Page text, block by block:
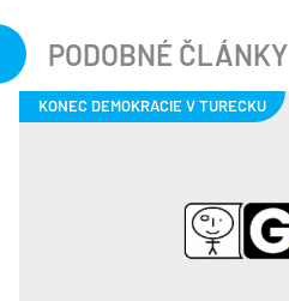
PODOBNÉ ČLÁNKY